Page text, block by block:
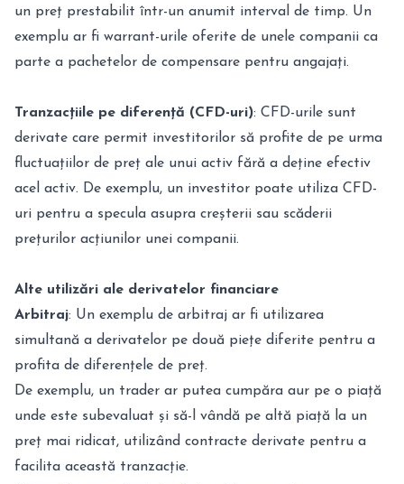
un preț prestabilit într-un anumit interval de timp. Un
exemplu ar fi warrant-urile oferite de unele companii ca
parte a pachetelor de compensare pentru angajați.
Tranzacțiile pe diferență (CFD-uri): CFD-urile sunt
derivate care permit investitorilor să profite de pe urma
fluctuațiilor de preț ale unui activ fără a deține efectiv
acel activ. De exemplu, un investitor poate utiliza CFD-
uri pentru a specula asupra creșterii sau scăderii
prețurilor acțiunilor unei companii.
Alte utilizări ale derivatelor financiare
Arbitraj: Un exemplu de arbitraj ar fi utilizarea
simultană a derivatelor pe două piețe diferite pentru a
profita de diferențele de preț.
De exemplu, un trader ar putea cumpăra aur pe o piață
unde este subevaluat și să-l vândă pe altă piață la un
preț mai ridicat, utilizând contracte derivate pentru a
facilita această tranzacție.